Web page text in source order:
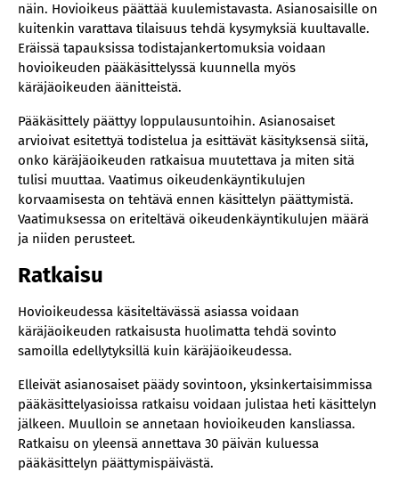
näin. Hovioikeus päättää kuulemistavasta. Asianosaisille on
kuitenkin varattava tilaisuus tehdä kysymyksiä kuultavalle.
Eräissä tapauksissa todistajankertomuksia voidaan
hovioikeuden pääkäsittelyssä kuunnella myös
käräjäoikeuden äänitteistä.
Pääkäsittely päättyy loppulausuntoihin. Asianosaiset
arvioivat esitettyä todistelua ja esittävät käsityksensä siitä,
onko käräjäoikeuden ratkaisua muutettava ja miten sitä
tulisi muuttaa. Vaatimus oikeudenkäyntikulujen
korvaamisesta on tehtävä ennen käsittelyn päättymistä.
Vaatimuksessa on eriteltävä oikeudenkäyntikulujen määrä
ja niiden perusteet.
Ratkaisu
Hovioikeudessa käsiteltävässä asiassa voidaan
käräjäoikeuden ratkaisusta huolimatta tehdä sovinto
samoilla edellytyksillä kuin käräjäoikeudessa.
Elleivät asianosaiset päädy sovintoon, yksinkertaisimmissa
pääkäsittelyasioissa ratkaisu voidaan julistaa heti käsittelyn
jälkeen. Muulloin se annetaan hovioikeuden kansliassa.
Ratkaisu on yleensä annettava 30 päivän kuluessa
pääkäsittelyn päättymispäivästä.